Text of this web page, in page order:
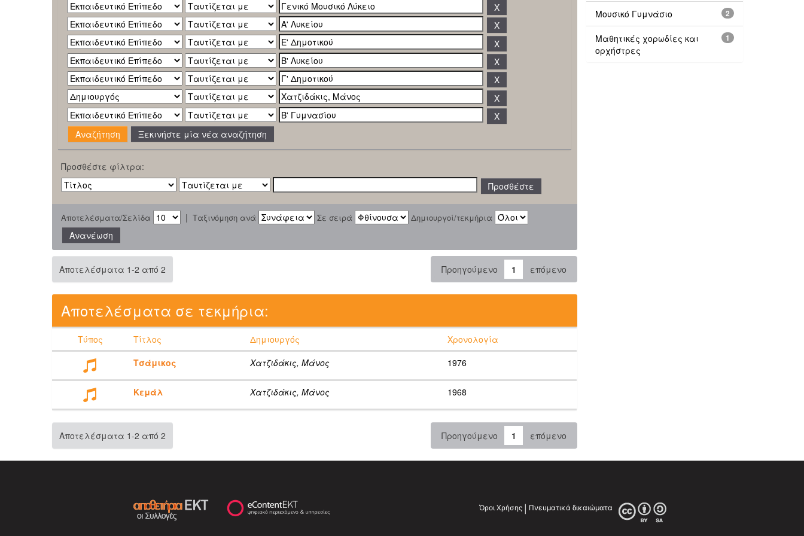
Ξεκινήστε μία νέα αναζήτηση
Προσθέστε φίλτρα:
Αποτελέσματα/Σελίδα | Ταξινόμηση ανά Σε σειρά Δημιουργοί/τεκμήρια
Αποτελέσματα 1-2 από 2 Προηγούμενο 1 επόμενο
Αποτελέσματα σε τεκμήρια:
Τύπος Τίτλος Δημιουργός
Χρονολογία
Τσάμικος
Χατζιδάκις, Μάνος 1976
Κεμάλ Χατζιδάκις, Μάνος 1968
Αποτελέσματα 1-2 από 2 Προηγούμενο 1 επόμενο
2
Μουσικό Γυμνάσιο
1
Μαθητικές χορωδίες και
ορχήστρες